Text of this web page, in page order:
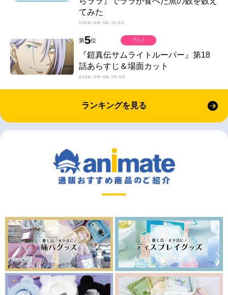
てみた
2026-08-06 12:30
第5位
『鎧真伝サムライトルーパー』第18
話あらすじ＆場面カット
2026-08-06 19:00
アニメ
ランキングを見る